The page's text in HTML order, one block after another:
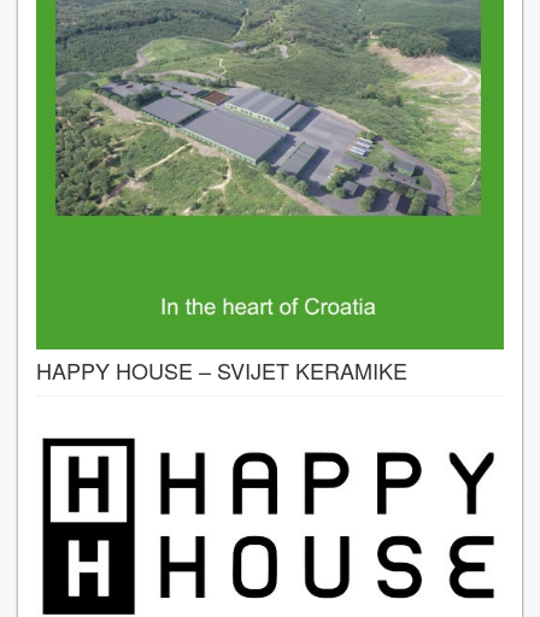
HAPPY HOUSE – SVIJET KERAMIKE